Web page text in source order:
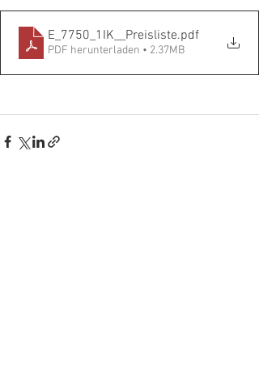
E_7750_1IK__Preisliste.pdf
PDF herunterladen • 2.37MB